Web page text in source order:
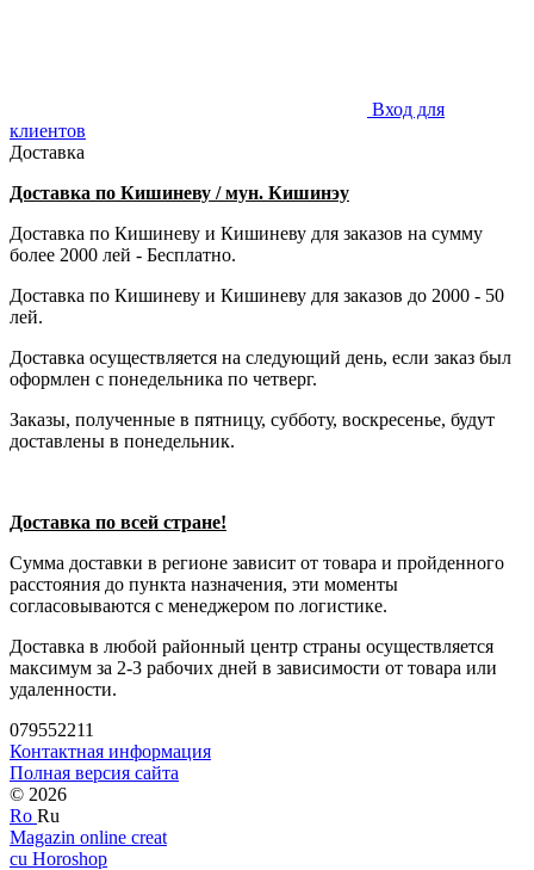
Вход для
клиентов
Доставка
Доставка по Кишиневу / мун. Кишинэу
Доставка по Кишиневу и Кишиневу для заказов на сумму
более 2000 лей - Бесплатно.
Доставка по Кишиневу и Кишиневу для заказов до 2000 - 50
лей.
Доставка осуществляется на следующий день, если заказ был
оформлен с понедельника по четверг.
Заказы, полученные в пятницу, субботу, воскресенье, будут
доставлены в понедельник.
Доставка по всей стране!
Сумма доставки в регионе зависит от товара и пройденного
расстояния до пункта назначения, эти моменты
согласовываются с менеджером по логистике.
Доставка в любой районный центр страны осуществляется
максимум за 2-3 рабочих дней в зависимости от товара или
удаленности.
079552211
Контактная информация
Полная версия сайта
© 2026
Ro Ru
Magazin online creat
cu Horoshop